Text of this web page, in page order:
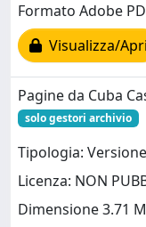
Formato Adobe
Visualizza/Apri
Pagine da Cuba
solo gestori archivio
Tipologia:
Licenza: NON
Dimensione 3.71